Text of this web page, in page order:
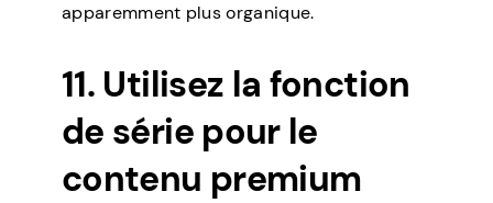
apparemment plus organique.
11. Utilisez la fonction
de série pour le
contenu premium